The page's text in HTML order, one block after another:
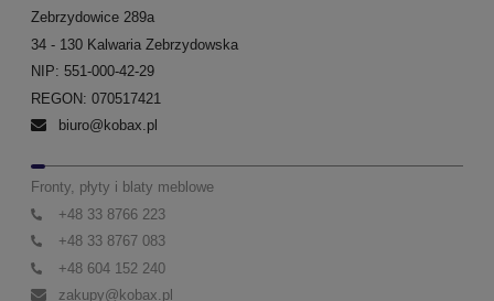
Zebrzydowice 289a
34 - 130 Kalwaria Zebrzydowska
NIP: 551-000-42-29
REGON: 070517421
biuro@kobax.pl
Fronty, płyty i blaty meblowe
+48 33 8766 223
+48 33 8767 083
+48 604 152 240
zakupy@kobax.pl